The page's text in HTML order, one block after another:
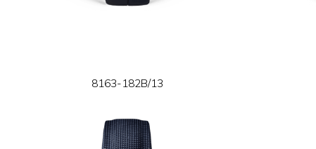
8163-182B/13